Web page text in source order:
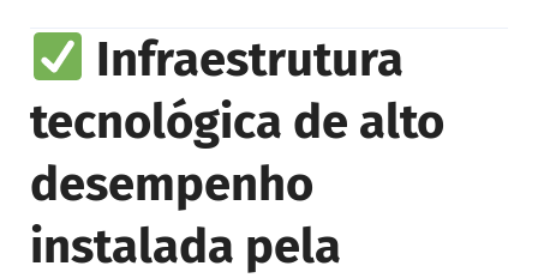
Infraestrutura
tecnológica de alto
desempenho
instalada pela